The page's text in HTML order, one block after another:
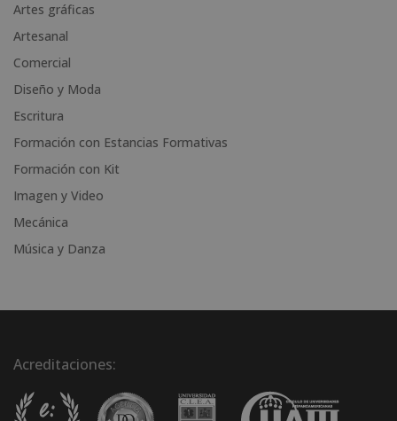
a
t
i
:
Artes gráficas
Artesanal
Comercial
Diseño y Moda
Escritura
Formación con Estancias Formativas
Formación con Kit
Imagen y Video
Mecánica
Música y Danza
Acreditaciones: